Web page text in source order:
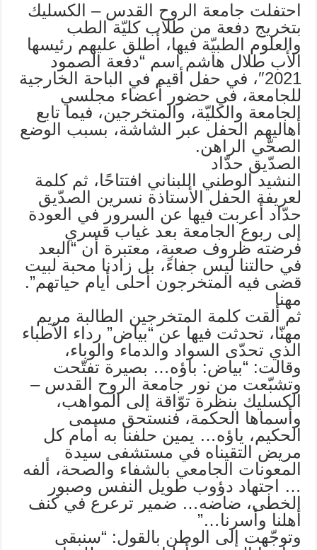
احتفلت جامعة الروح القدس – الكسليك
بتخريج دفعة من طلاب كليّة الطب
والعلوم الطبيّة فيها، أطلق عليهم رئيسها
الأب طلال هاشم اسم “دفعة الصمود
2021″، في حفل أقيم في الباحة الخارجية
للجامعة، في حضور أعضاء مجلسي
الجامعة والكليّة، والمتخرجين، فيما تابع
أهاليهم الحفل عبر الشاشة، بسبب الوضع
الصحّي الراهن.
الصدّيق حدّاد
النشيد الوطني اللبناني افتتاحًا، ثم كلمة
لعريفة الحفل الأستاذة نسرين الصدّيق
حدّاد أعربت فيها عن السرور في العودة
إلى ربوع الجامعة بعد غياب قسري
فرضته ظروف صعبة، معتبرة أن “البعد
في حالتنا ليس جفاءً، بل زادنا محبة لبيت
قضى فيه المتخرجون أحلى أيام حياتهم”.
مهنا
ثم ألقت كلمة المتخرجين الطالبة مريم
مهنّا، تحدثت فيها عن “بياض” رداء الأطباء
الذي تحدّى السواد والدماء والوباء،
وقالت: “بياض: باؤه… بصيرة تفتّحت
وتشبّعت من نور جامعة الروح القدس –
الكسليك بنظرة توّاقة إلى المواهب،
وأسماها الحكمة، فنستحق مسمى
الحكيم، ياؤه… يمين حلفنا به أمام كل
مريض التقيناه في مستشفى سيدة
المعونات الجامعي بالشفاء والصحة، ألفه
… اجتهاد دؤوب طويل النفس وصبور
الخطى، ضاضه… ضمير ترعرع في كنف
أهلنا وأسرنا…”
وتوجّهت إلى الوطن بالقول: “سنبقى